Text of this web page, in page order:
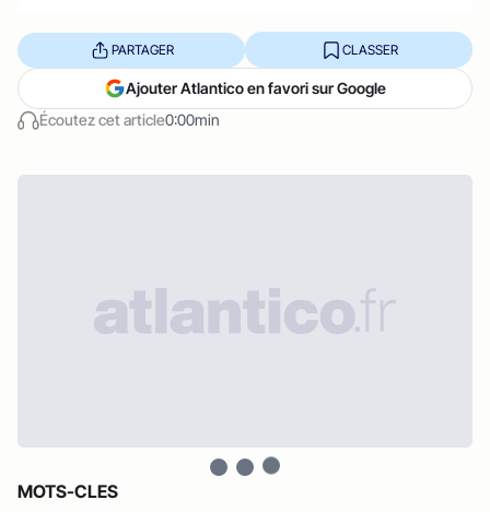
Écoutez cet article0:00min
PARTAGER CLASSER
Ajouter Atlantico en favori sur Google
MOTS-CLES